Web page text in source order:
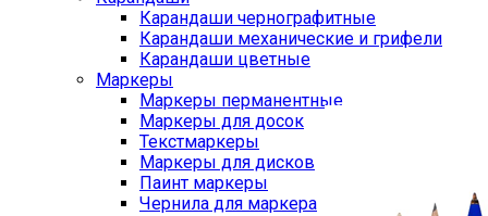
Карандаши чернографитные
Карандаши механические и грифели
Карандаши цветные
Маркеры
Маркеры перманентные
Маркеры для досок
Текстмаркеры
Маркеры для дисков
Паинт маркеры
Чернила для маркера